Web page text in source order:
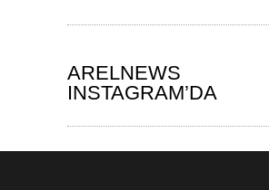
ARELNEWS
INSTAGRAM’DA